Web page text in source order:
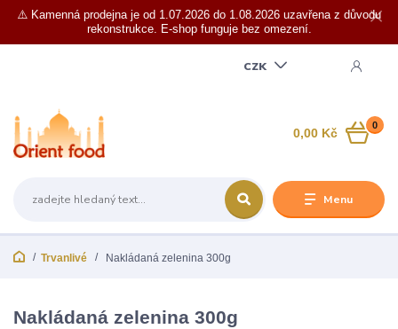
⚠️ Kamenná prodejna je od 1.07.2026 do 1.08.2026 uzavřena z důvodu
rekonstrukce. E-shop funguje bez omezení.
Menu
CZK
0
0,00 Kč
Trvanlivé Nakládaná zelenina 300g
Nakládaná zelenina 300g